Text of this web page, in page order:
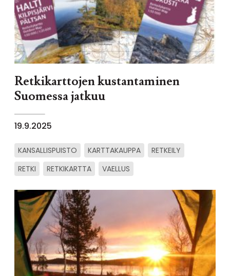
Retkikarttojen kustantaminen
Suomessa jatkuu
19.9.2025
KANSALLISPUISTO KARTTAKAUPPA
RETKEILY
RETKI
RETKIKARTTA VAELLUS